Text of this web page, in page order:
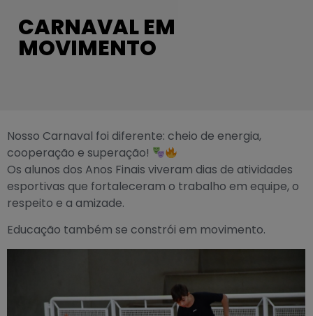
CARNAVAL EM
MOVIMENTO
Nosso Carnaval foi diferente: cheio de energia,
cooperação e superação!
Os alunos dos Anos Finais viveram dias de atividades
esportivas que fortaleceram o trabalho em equipe, o
respeito e a amizade.
Educação também se constrói em movimento.